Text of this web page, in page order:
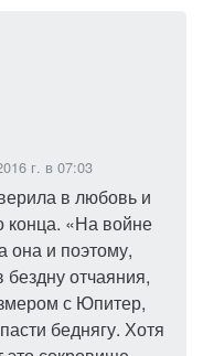
г. в 07:03
в любовь и
конца. «На войне
она и поэтому,
бездну отчаяния,
с Юпитер,
беднягу. Хотя